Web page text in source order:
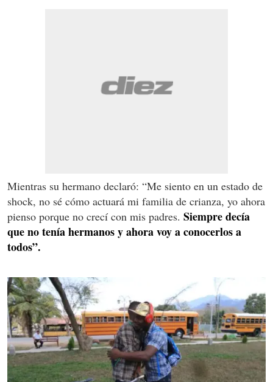
Mientras su hermano declaró: “Me siento en un estado de
shock, no sé cómo actuará mi familia de crianza, yo ahora
pienso porque no crecí con mis padres. Siempre decía
que no tenía hermanos y ahora voy a conocerlos a
todos”.